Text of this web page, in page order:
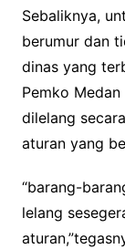
​Sebaliknya,
berumur dan
dinas yang
Pemko
dilelang
aturan yang
“barang-
lelang